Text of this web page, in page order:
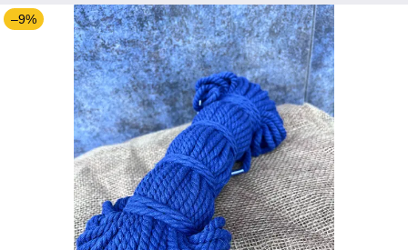
–9%